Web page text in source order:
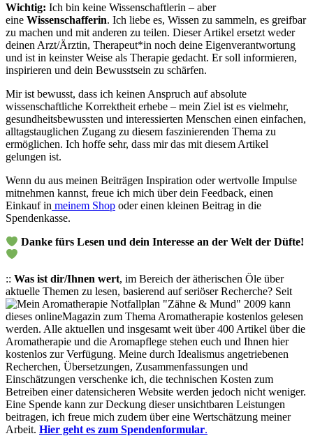
Wichtig: Ich bin keine Wissenschaftlerin – aber
eine Wissenschafferin. Ich liebe es, Wissen zu sammeln, es greifbar
zu machen und mit anderen zu teilen. Dieser Artikel ersetzt weder
deinen Arzt/Ärztin, Therapeut*in noch deine Eigenverantwortung
und ist in keinster Weise als Therapie gedacht. Er soll informieren,
inspirieren und dein Bewusstsein zu schärfen.
Mir ist bewusst, dass ich keinen Anspruch auf absolute
wissenschaftliche Korrektheit erhebe – mein Ziel ist es vielmehr,
gesundheitsbewussten und interessierten Menschen einen einfachen,
alltagstauglichen Zugang zu diesem faszinierenden Thema zu
ermöglichen. Ich hoffe sehr, dass mir das mit diesem Artikel
gelungen ist.
Wenn du aus meinen Beiträgen Inspiration oder wertvolle Impulse
mitnehmen kannst, freue ich mich über dein Feedback, einen
Einkauf in meinem Shop oder einen kleinen Beitrag in die
Spendenkasse.
Danke fürs Lesen und dein Interesse an der Welt der Düfte!
:: Was ist dir/Ihnen wert, im Bereich der ätherischen Öle über
aktuelle Themen zu lesen, basierend auf seriöser Recherche? Seit
2009 kann
dieses onlineMagazin zum Thema Aromatherapie kostenlos gelesen
werden. Alle aktuellen und insgesamt weit über 400 Artikel über die
Aromatherapie und die Aromapflege stehen euch und Ihnen hier
kostenlos zur Verfügung. Meine durch Idealismus angetriebenen
Recherchen, Übersetzungen, Zusammenfassungen und
Einschätzungen verschenke ich, die technischen Kosten zum
Betreiben einer datensicheren Website werden jedoch nicht weniger.
Eine Spende kann zur Deckung dieser unsichtbaren Leistungen
beitragen, ich freue mich zudem über eine Wertschätzung meiner
Arbeit. Hier geht es zum Spendenformular.